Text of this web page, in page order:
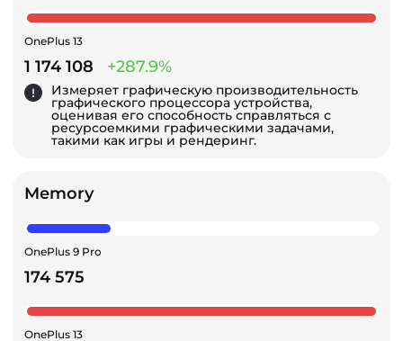
OnePlus 13
1 174 108 +287.9%
Измеряет графическую производительность
графического процессора устройства,
оценивая его способность справляться с
ресурсоемкими графическими задачами,
такими как игры и рендеринг.
Memory
OnePlus 9 Pro
174 575
OnePlus 13